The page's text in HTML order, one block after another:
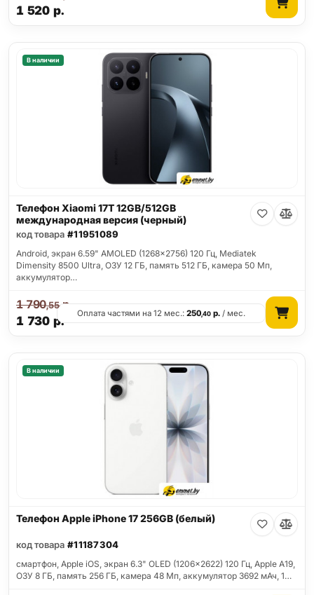
1 520 р.
В наличии
Телефон Xiaomi 17T 12GB/512GB
международная версия (черный)
код товара #11951089
Android, экран 6.59" AMOLED (1268x2756) 120 Гц, Mediatek
Dimensity 8500 Ultra, ОЗУ 12 ГБ, память 512 ГБ, камера 50 Мп,
аккумулятор…
1 730 р.
1 790,55р.
Оплата частями на 12 мес.:250,40 р. / мес.
В наличии
Телефон Apple iPhone 17 256GB (белый)
код товара #11187304
смартфон, Apple iOS, экран 6.3" OLED (1206x2622) 120 Гц, Apple A19,
ОЗУ 8 ГБ, память 256 ГБ, камера 48 Мп, аккумулятор 3692 мАч, 1…